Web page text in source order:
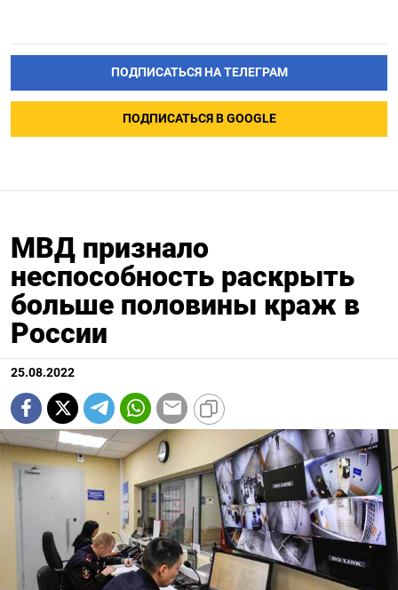
ПОДПИСАТЬСЯ НА ТЕЛЕГРАМ
ПОДПИСАТЬСЯ В GOOGLE
МВД признало
неспособность раскрыть
больше половины краж в
России
25.08.2022